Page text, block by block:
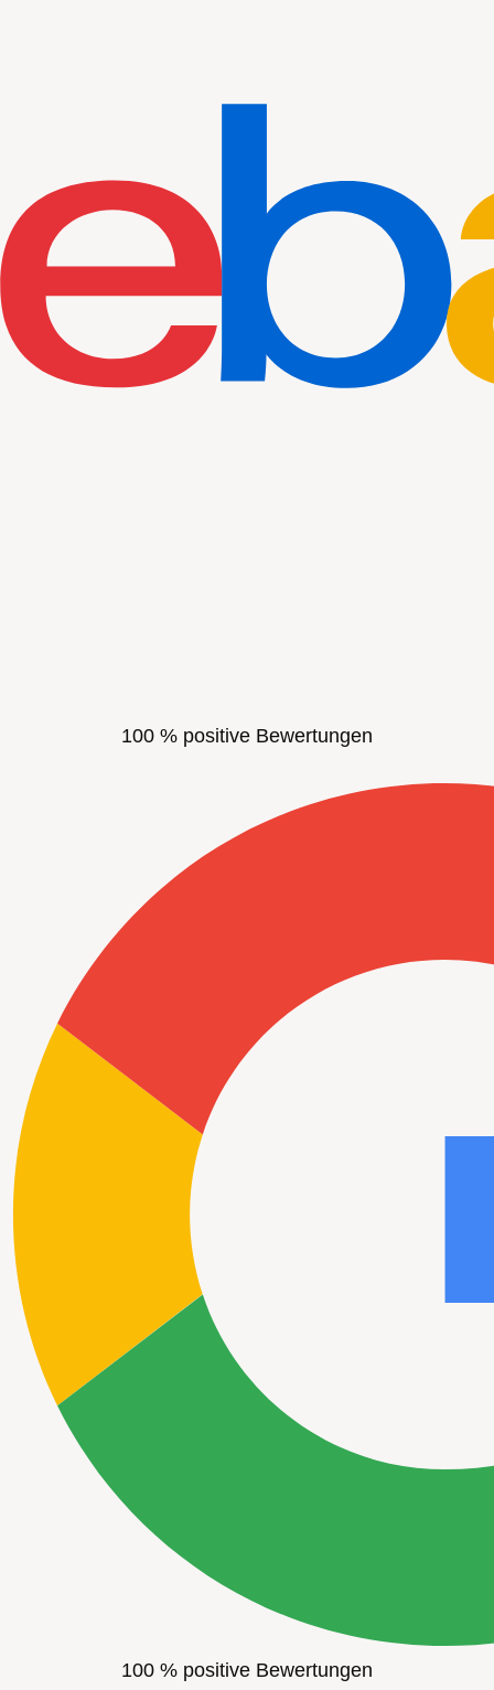
100 % positive Bewertungen
100 % positive Bewertungen